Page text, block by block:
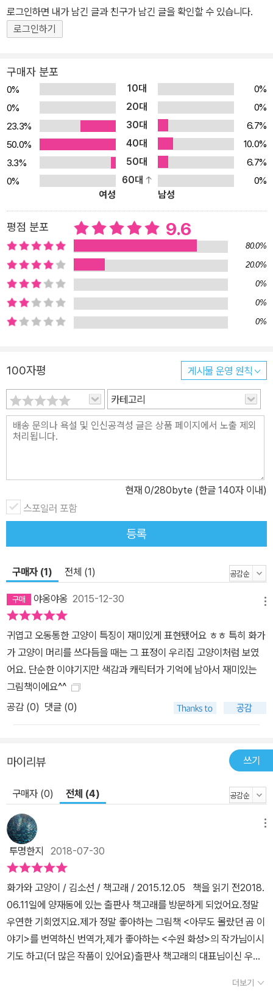
양이는 바로 우리 아이들의 모습이지요. 어른이 보기에 천방지축 이
해할 수 없는 행동을 해도 아이들은 저마다 나름의 이유가 있어요. 혼
내고 야단치기보다 이야기를 들어주고 기다려줄 때 아이들은 무엇이
진 길, 남들이 다 가는 길이 아니면 어때? 글과 그림을 함께 작업한 작
가는 우리 아이들이 어떠한 제재나 규칙에 구애받지 않고, 어른들의
높은 기대치에 못 미쳐도 당당하게 자신의 생각을 자유롭게 표현하길
바라는 마음을 담아 힘 있는 굵은 붓 터치를 주로 사용했어요. 굵은 붓
선과 강렬한 색이 만들어 낸 조화는 아이들 마음속에 자리 잡아 꿈과
희망을 응원할 것입니다. 금방 야단치지 않고 곰곰이 생각한 뒤 “잘했
어!”라며 고양이를 칭찬하듯, 아이가 처음 연필을 잡았을 때를 떠올리
며 아이들이 그려 낼 세상을 기다려 보는 건 어떨까요. 천진난만 상상
쟁이 화가 고양이가 온다! 화가와 함께 살고 있는 고양이가 있어요. 화
가가 그림을 그리는 동안 고양이는 물감 물을 할짝할짝 핥아 먹지요.
고양이는 푸른 물을 먹으면 푸릇푸릇 잎이 돋아나고, 노랑 물을 먹으
면 노랑나비가 되고, 붉은 물을 먹으면 활짝 핀 붉은 꽃이 됩니다. 그
림 그리기에 몰두해 있던 화가는 자꾸만 옆에 와서 물감을 먹는 고양
이가 방해가 되고 성가시기도 하지요. 그래서 “안 돼, 저리 가!”라고
쫓아버립니다. 고양이는 물감이 좋은데, 그림이 좋은데 말이죠. 생각
에 잠겼던 고양이가 행동 개시를 합니다! 도화지 위로 사뿐사뿐, 발자
을 보고 화가는 몹시 화가 났어요. 붉으락푸르락! 얼굴 좀 보세요. 그
런데, 가만! 자세히 그림을 들여다보던 화가의 얼굴이 점점 밝아져요.
무슨 일일까요? “멋지잖아!” “잘했어!” 화가는 고양이의 머리를 쓰다
듬으며 칭찬합니다. 음, 고양이는 그제야 자신만만한 표정을 짓지요.
《화가와 고양이》라는 제목에서 눈치를 챈 친구도 있겠지만, 사실 고
고양이의 그림 실력을 《화가와 고양이》에서 만나 보세요.
로그인하면 내가 남긴 글과 친구가 남긴 글을 확인할 수 있습니다.
로그인하기
구매자 분포
0% 10대
0%
0%
20대
0%
23.3%
30대
6.7%
50.0%
40대
10.0%
3.3%
50대
6.7%
0%
60대
0%
여성
남성
평점 분포 9.6
80.0%
20.0%
0%
0%
0%
100자평 게시물 운영 원칙
카테고리
현재 0/280byte (한글 140자 이내)
스포일러 포함
등록
구매자 (1) 전체 (1)
야옹야옹 2015-12-30
귀엽고 오동통한 고양이 특징이 재미있게 표현됐어요 ㅎㅎ 특히 화가
가 고양이 머리를 쓰다듬을 때는 그 표정이 우리집 고양이처럼 보였
어요. 단순한 이야기지만 색감과 캐릭터가 기억에 남아서 재미있는
그림책이에요^^
공감 (0) 댓글 (0)
마이리뷰 쓰기
구매자 (0) 전체 (4)
투명한지 2018-07-30
화가와 고양이 / 김소선 / 책고래 / 2015.12.05 책을 읽기 전2018.
06.11일에 양재동에 있는 출판사 책고래를 방문하게 되었어요.정말
우연한 기회였지요.제가 정말 좋아하는 그림책 <아무도 몰랐던 곰 이
야기>를 번역하신 번역가,제가 좋아하는 <수원 화성>의 작가님이시
기도 하고(더 많은 작품이 있어요)출판사 책고래의 대표님이신 우현
의 제안에 덥석! 제가 물었지요. <노인과 바다>, <어느 날>을 골랐
더보기